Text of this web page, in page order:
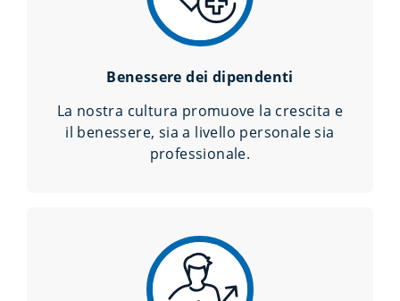
Benessere dei dipendenti
La nostra cultura promuove la crescita e
il benessere, sia a livello personale sia
professionale.